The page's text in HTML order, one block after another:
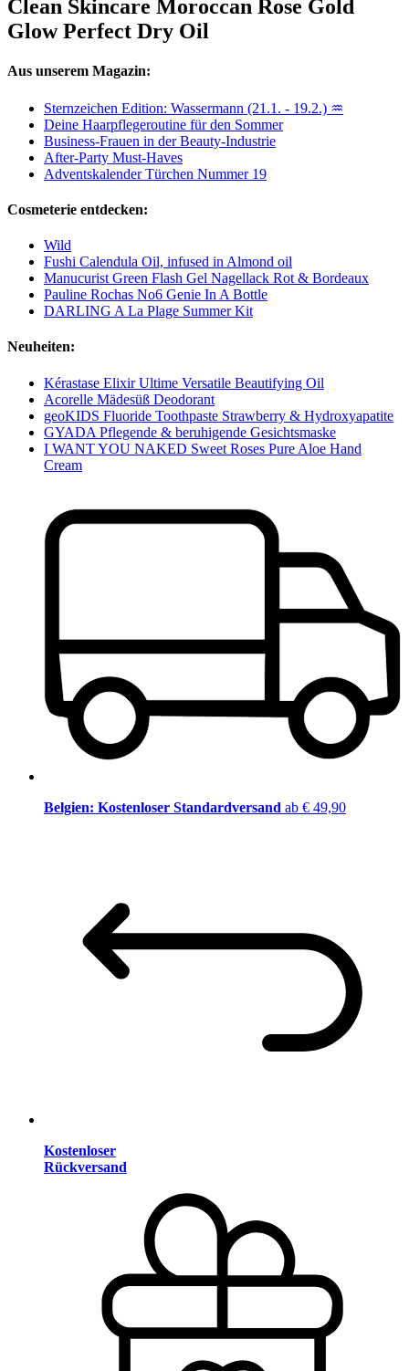
Clean Skincare Moroccan Rose Gold
Glow Perfect Dry Oil
Aus unserem Magazin:
Sternzeichen Edition: Wassermann (21.1. - 19.2.) ♒
Deine Haarpflegeroutine für den Sommer
Business-Frauen in der Beauty-Industrie
After-Party Must-Haves
Adventskalender Türchen Nummer 19
Cosmeterie entdecken:
Wild
Fushi Calendula Oil, infused in Almond oil
Manucurist Green Flash Gel Nagellack Rot & Bordeaux
Pauline Rochas No6 Genie In A Bottle
DARLING A La Plage Summer Kit
Neuheiten:
Kérastase Elixir Ultime Versatile Beautifying Oil
Acorelle Mädesüß Deodorant
geoKIDS Fluoride Toothpaste Strawberry & Hydroxyapatite
GYADA Pflegende & beruhigende Gesichtsmaske
I WANT YOU NAKED Sweet Roses Pure Aloe Hand
Cream
Belgien: Kostenloser Standardversand ab € 49,90
Kostenloser
Rückversand